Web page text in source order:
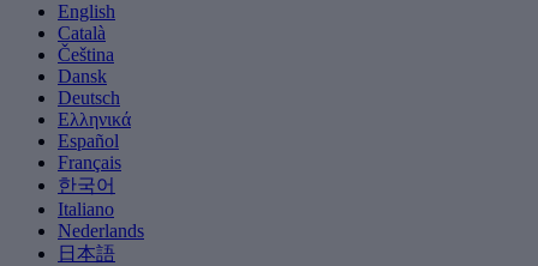
English
Català
Čeština
Dansk
Deutsch
Ελληνικά
Español
Français
한국어
Italiano
Nederlands
日本語